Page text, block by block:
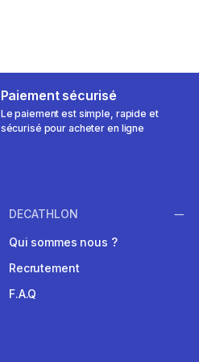
Paiement sécurisé
Le paiement est simple, rapide et
sécurisé pour acheter en ligne
DECATHLON
Qui sommes nous ?
Recrutement
F.A.Q